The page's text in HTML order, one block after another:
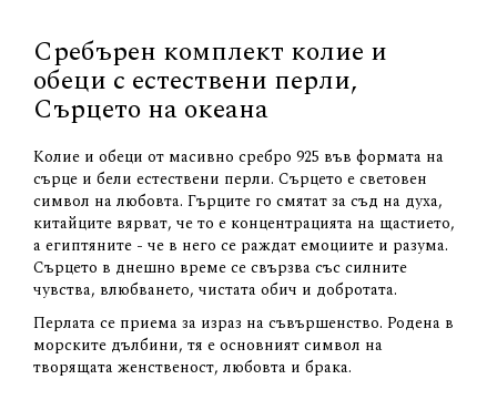
Сребърен комплект колие и
обеци с естествени перли,
Сърцето на океана
Колие и обеци от масивно сребро 925 във формата на
сърце и бели естествени перли. Сърцето е световен
символ на любовта. Гърците го смятат за съд на духа,
китайците вярват, че то е концентрацията на щастието,
а египтяните - че в него се раждат емоциите и разума.
Сърцето в днешно време се свързва със силните
чувства, влюбването, чистата обич и добротата.
Перлата се приема за израз на съвършенство. Родена в
морските дълбини, тя е основният символ на
творящата женственост, любовта и брака.